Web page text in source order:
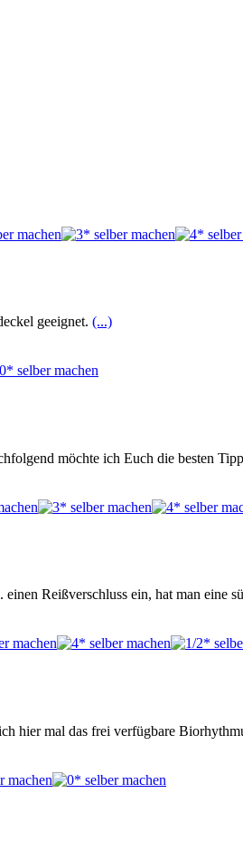
geeignet. (...)
möchte ich Euch die besten
Reißverschluss ein, hat man eine
hier mal das frei verfügbare